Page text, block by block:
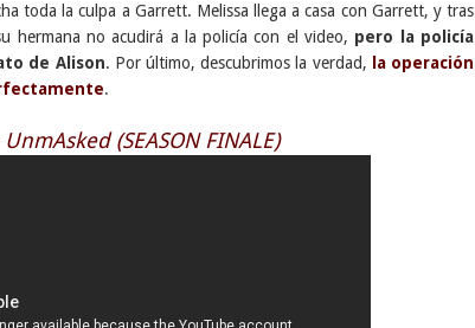
toda la culpa a Garrett. Melissa llega a casa con Garrett, y tras
hermana no acudirá a la policía con el video, pero la policía
de Alison. Por último, descubrimos la verdad,
la operación
.
(SEASON FINALE)